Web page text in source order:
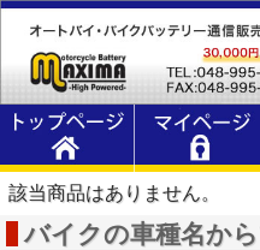
該当商品はありません。
バイクの車種名か